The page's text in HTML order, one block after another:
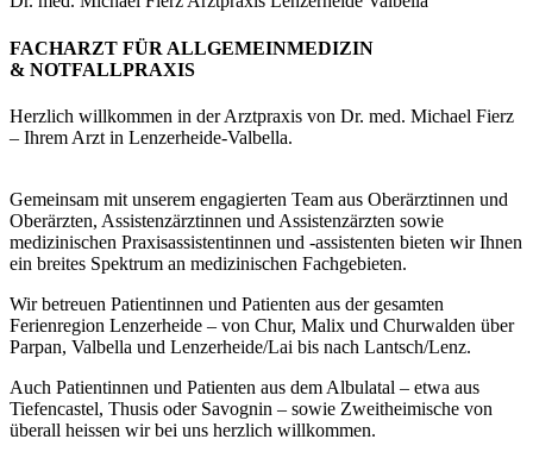
FACHARZT FÜR ALLGEMEINMEDIZIN
& NOTFALLPRAXIS
Herzlich willkommen in der Arztpraxis von Dr. med. Michael Fierz
– Ihrem Arzt in Lenzerheide-Valbella.
Gemeinsam mit unserem engagierten Team aus Oberärztinnen und
Oberärzten, Assistenzärztinnen und Assistenzärzten sowie
medizinischen Praxisassistentinnen und -assistenten bieten wir Ihnen
ein breites Spektrum an medizinischen Fachgebieten.
Wir betreuen Patientinnen und Patienten aus der gesamten
Ferienregion Lenzerheide – von Chur, Malix und Churwalden über
Parpan, Valbella und Lenzerheide/Lai bis nach Lantsch/Lenz.
Auch Patientinnen und Patienten aus dem Albulatal – etwa aus
Tiefencastel, Thusis oder Savognin – sowie Zweitheimische von
überall heissen wir bei uns herzlich willkommen.